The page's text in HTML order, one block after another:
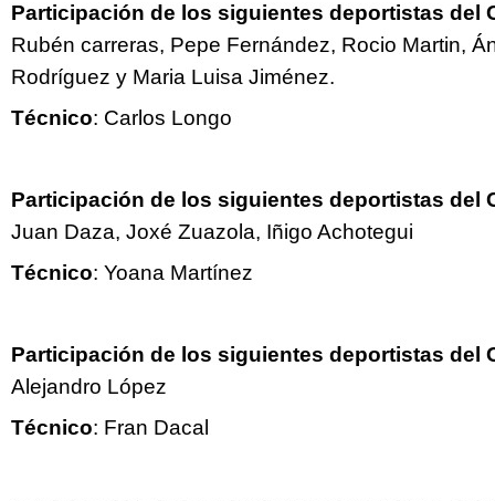
Participación de los siguientes deportistas del
Rubén carreras, Pepe Fernández, Rocio Martin,
Rodríguez y Maria Luisa Jiménez.
Técnico: Carlos Longo
Participación de los siguientes deportistas del
Juan Daza, Joxé Zuazola, Iñigo Achotegui
Técnico: Yoana Martínez
Participación de los siguientes deportistas del
Alejandro López
Técnico: Fran Dacal